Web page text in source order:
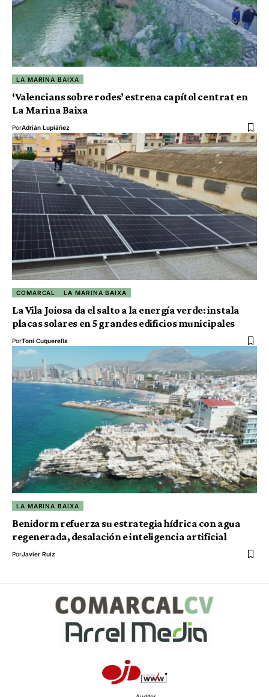
LA MARINA BAIXA
‘Valencians sobre rodes’ estrena capítol centrat en
La Marina Baixa
PorAdrián Lupiáñez
COMARCAL LA MARINA BAIXA
La Vila Joiosa da el salto a la energía verde: instala
placas solares en 5 grandes edificios municipales
PorToni Cuquerella
LA MARINA BAIXA
Benidorm refuerza su estrategia hídrica con agua
regenerada, desalación e inteligencia artificial
PorJavier Ruiz